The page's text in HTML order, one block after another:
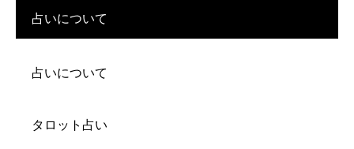
占いについて
占いについて
タロット占い